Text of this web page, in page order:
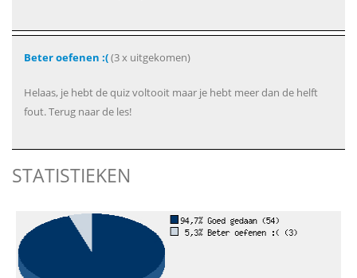
Beter oefenen :((3 x uitgekomen)
Helaas, je hebt de quiz voltooit maar je hebt meer dan de helft
fout. Terug naar de les!
STATISTIEKEN